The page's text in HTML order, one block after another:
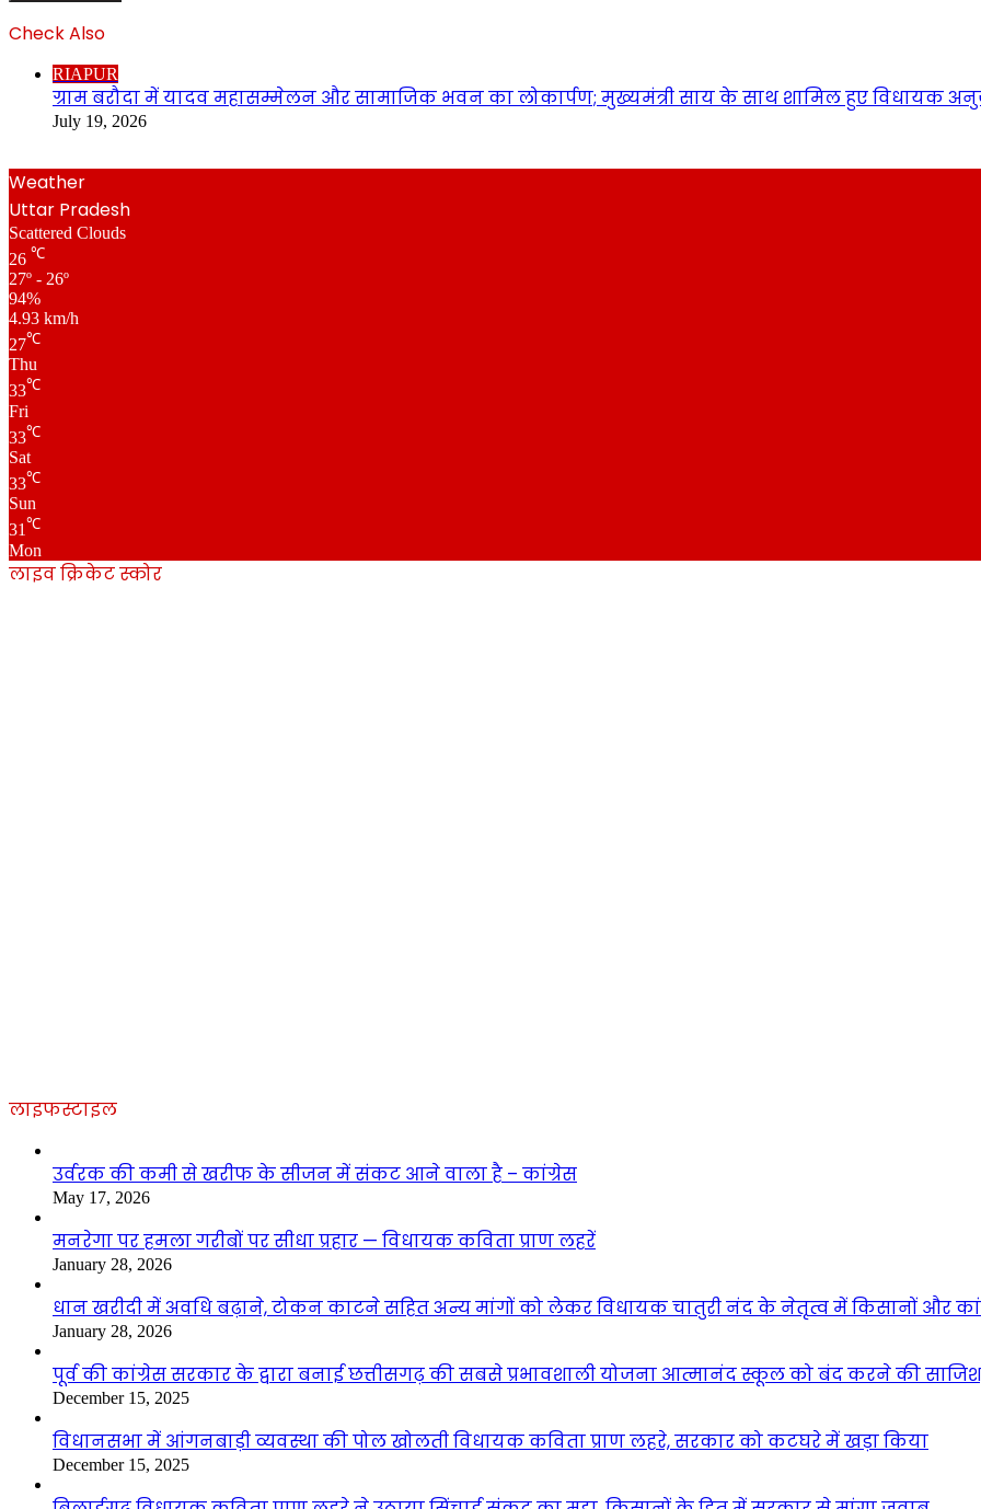
Check Also
RIAPUR
ग्राम बरौदा में यादव महासम्मेलन और सामाजिक भवन का लोकार्पण; मुख्यमंत्री साय के साथ शामिल हुए विधायक
July 19, 2026
Weather
Uttar Pradesh
Scattered Clouds
26 ℃
27º - 26º
94%
4.93 km/h
27℃
Thu
33℃
Fri
33℃
Sat
33℃
Sun
31℃
Mon
लाइव क्रिकेट स्कोर
लाइफस्टाइल
उर्वरक की कमी से खरीफ के सीजन में संकट आने वाला है – कांग्रेस
May 17, 2026
मनरेगा पर हमला गरीबों पर सीधा प्रहार — विधायक कविता प्राण लहरें
January 28, 2026
धान खरीदी में अवधि बढ़ाने, टोकन काटने सहित अन्य मांगों को लेकर विधायक चातुरी नंद के नेतृत्व में किसानों और
January 28, 2026
पूर्व की कांग्रेस सरकार के द्वारा बनाई छत्तीसगढ़ की सबसे प्रभावशाली योजना आत्मानंद स्कूल को बंद करने की
December 15, 2025
विधानसभा में आंगनबाड़ी व्यवस्था की पोल खोलती विधायक कविता प्राण लहरे, सरकार को कटघरे में खड़ा किया
December 15, 2025